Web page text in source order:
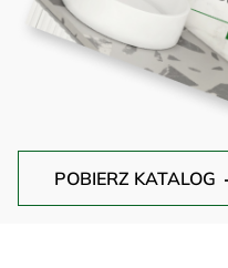
POBIERZ KATALOG